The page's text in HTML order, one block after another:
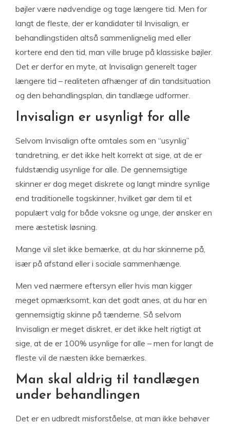
bøjler være nødvendige og tage længere tid. Men for
langt de fleste, der er kandidater til Invisalign, er
behandlingstiden altså sammenlignelig med eller
kortere end den tid, man ville bruge på klassiske bøjler.
Det er derfor en myte, at Invisalign generelt tager
længere tid – realiteten afhænger af din tandsituation
og den behandlingsplan, din tandlæge udformer.
Invisalign er usynligt for alle
Selvom Invisalign ofte omtales som en “usynlig”
tandretning, er det ikke helt korrekt at sige, at de er
fuldstændig usynlige for alle. De gennemsigtige
skinner er dog meget diskrete og langt mindre synlige
end traditionelle togskinner, hvilket gør dem til et
populært valg for både voksne og unge, der ønsker en
mere æstetisk løsning.
Mange vil slet ikke bemærke, at du har skinnerne på,
især på afstand eller i sociale sammenhænge.
Men ved nærmere eftersyn eller hvis man kigger
meget opmærksomt, kan det godt anes, at du har en
gennemsigtig skinne på tænderne. Så selvom
Invisalign er meget diskret, er det ikke helt rigtigt at
sige, at de er 100% usynlige for alle – men for langt de
fleste vil de næsten ikke bemærkes.
Man skal aldrig til tandlægen
under behandlingen
Det er en udbredt misforståelse, at man ikke behøver